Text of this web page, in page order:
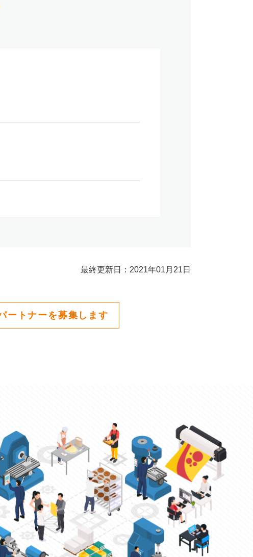
最終更新日：2021年01月21日
ートナーを募集します